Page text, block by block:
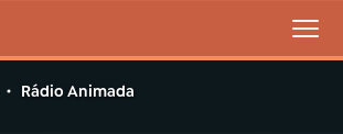
Rádio Animada